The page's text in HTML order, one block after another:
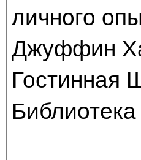
личного
Джуффин
Гостинная